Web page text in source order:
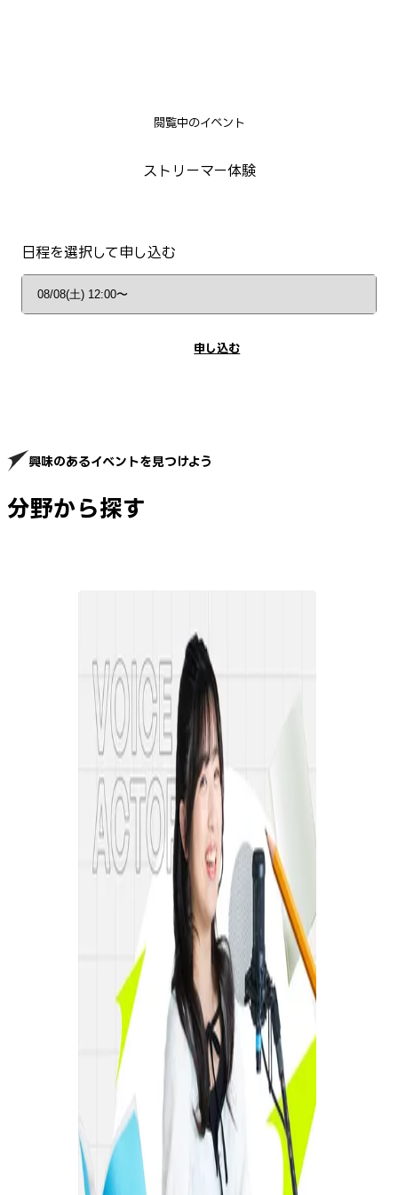
閲覧中のイベント
ストリーマー体験
日程を選択して申し込む
申し込む
興味のあるイベントを見つけよう
分野から探す